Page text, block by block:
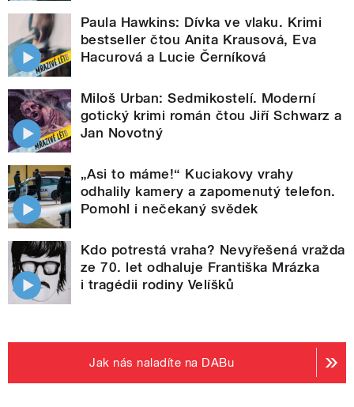
Paula Hawkins: Dívka ve vlaku. Krimi
bestseller čtou Anita Krausová, Eva
Hacurová a Lucie Černíková
Miloš Urban: Sedmikostelí. Moderní
gotický krimi román čtou Jiří Schwarz a
Jan Novotný
„Asi to máme!“ Kuciakovy vrahy
odhalily kamery a zapomenutý telefon.
Pomohl i nečekaný svědek
Kdo potrestá vraha? Nevyřešená vražda
ze 70. let odhaluje Františka Mrázka
i tragédii rodiny Velíšků
Jak nás naladíte na DABu